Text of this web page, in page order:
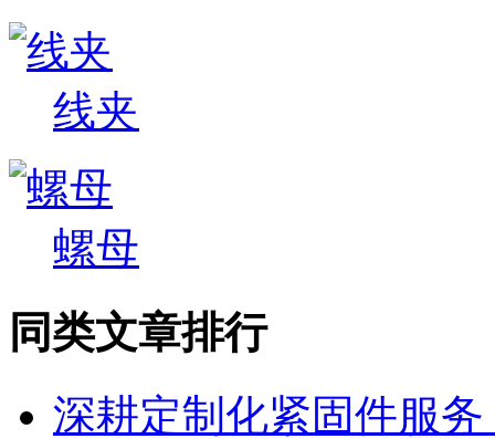
线夹
螺母
同类文章排行
深耕定制化紧固件服